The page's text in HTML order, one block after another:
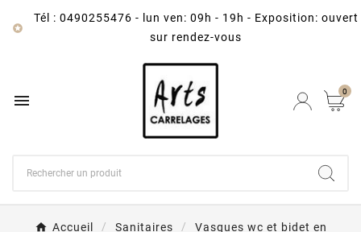

Tél : 0490255476 -
lun ven: 09h - 19h - Exposition: ouvert
sur rendez-vous
 0
Accueil Sanitaires
Vasques wc et bidet en